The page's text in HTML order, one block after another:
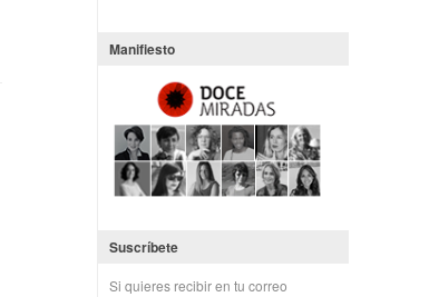
Manifiesto
Suscríbete
Si quieres recibir en tu correo